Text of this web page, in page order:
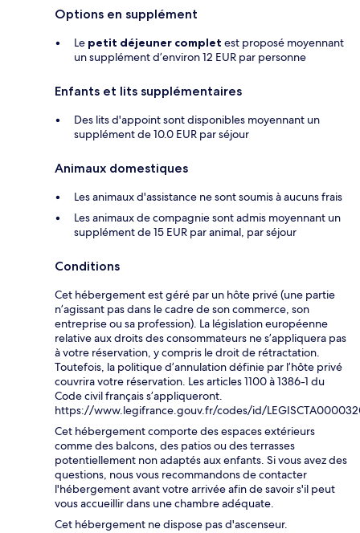
Options en supplément
Le petit déjeuner complet est proposé moyennant
un supplément d’environ 12 EUR par personne
Enfants et lits supplémentaires
Des lits d'appoint sont disponibles moyennant un
supplément de 10.0 EUR par séjour
Animaux domestiques
Les animaux d'assistance ne sont soumis à aucuns frais
Les animaux de compagnie sont admis moyennant un
supplément de 15 EUR par animal, par séjour
Conditions
Cet hébergement est géré par un hôte privé (une partie
n’agissant pas dans le cadre de son commerce, son
entreprise ou sa profession). La législation européenne
relative aux droits des consommateurs ne s’appliquera pas
à votre réservation, y compris le droit de rétractation.
Toutefois, la politique d’annulation définie par l’hôte privé
couvrira votre réservation. Les articles 1100 à 1386-1 du
Code civil français s’appliqueront.
https://www.legifrance.gouv.fr/codes/id/
Cet hébergement comporte des espaces extérieurs
comme des balcons, des patios ou des terrasses
potentiellement non adaptés aux enfants. Si vous avez des
questions, nous vous recommandons de contacter
l'hébergement avant votre arrivée afin de savoir s'il peut
vous accueillir dans une chambre adéquate.
Cet hébergement ne dispose pas d'ascenseur.